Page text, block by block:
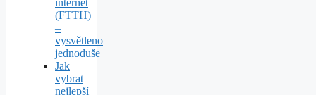
internet
(FTTH)
–
vysvětleno
jednoduše
Jak
vybrat
nejlepší